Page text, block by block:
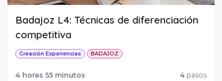
Badajoz L4: Técnicas de diferenciación
competitiva
Creación Experiencias BADAJOZ
4 horas 55 minutos 4 pasos